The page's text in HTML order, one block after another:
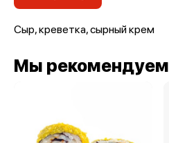
Сыр, креветка, сырный крем
Мы рекомендуем